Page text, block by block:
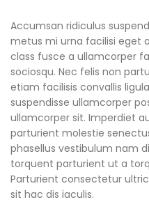
Accumsan ridiculus
metus mi urna facilisi eget
class fusce a ullamcorper
sociosqu. Nec felis non
etiam facilisis convallis
suspendisse ullamcorper
ullamcorper sit. Imperdiet
parturient molestie
phasellus vestibulum nam
torquent parturient ut a
Parturient consectetur
sit hac dis iaculis.